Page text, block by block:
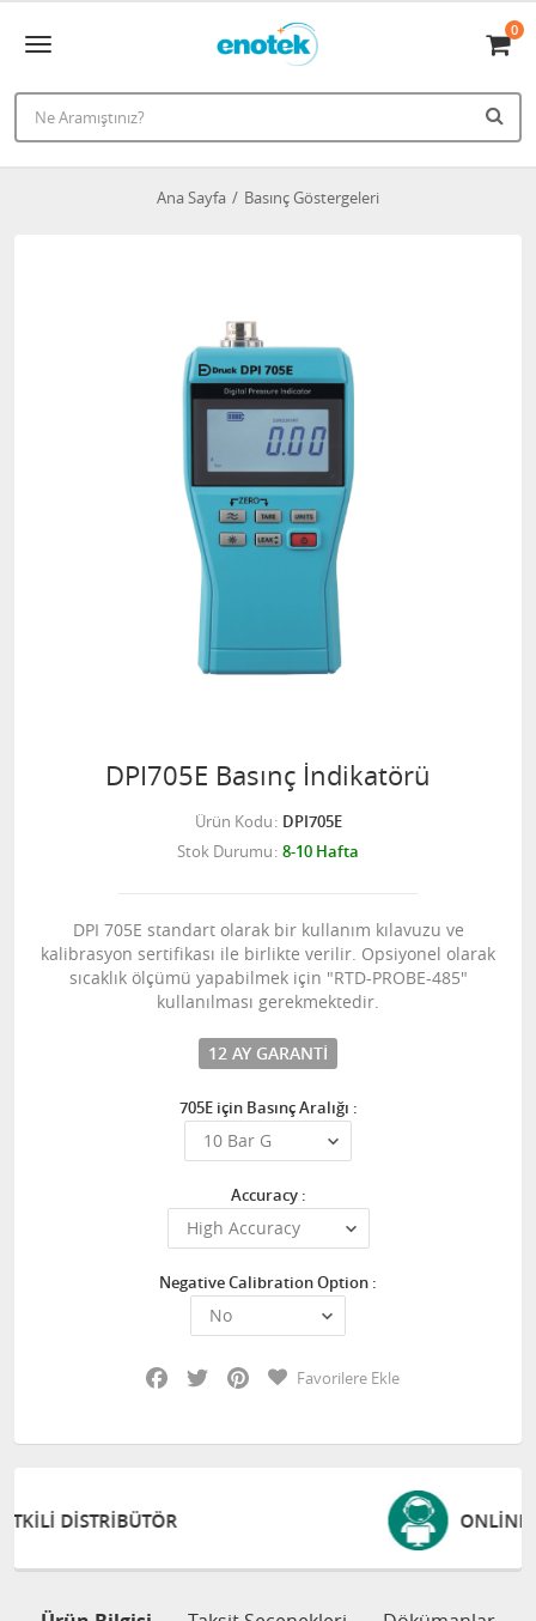
0
Ana Sayfa Basınç Göstergeleri
DPI705E Basınç İndikatörü
Ürün Kodu DPI705E
Stok Durumu 8-10 Hafta
DPI 705E standart olarak bir kullanım kılavuzu ve
kalibrasyon sertifikası ile birlikte verilir. Opsiyonel olarak
sıcaklık ölçümü yapabilmek için "RTD-PROBE-485"
kullanılması gerekmektedir.
12 AY GARANTI
705E için Basınç Aralığı :
Accuracy :
Negative Calibration Option :
Facebook
Twitter PinterestFavorilere Ekle
ONLINE DESTEK VE EĞITIM